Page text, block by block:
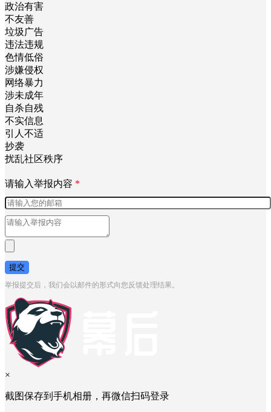
政治有害
不友善
垃圾广告
违法违规
色情低俗
涉嫌侵权
网络暴力
涉未成年
自杀自残
不实信息
引人不适
抄袭
扰乱社区秩序
请输入举报内容 *
提交
举报提交后，我们会以邮件的形式向您反馈处理结果。
×
截图保存到手机相册，再微信扫码登录